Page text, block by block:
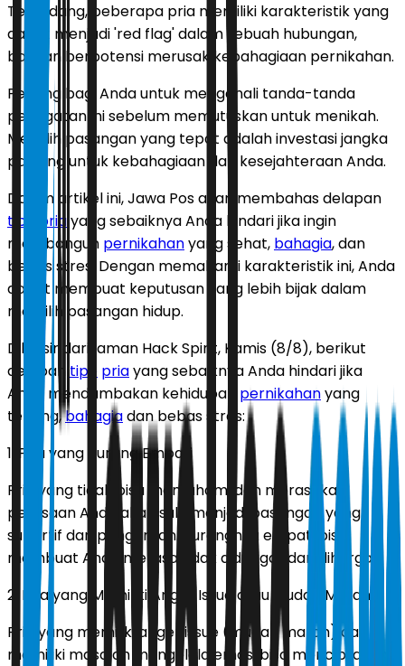
Terkadang, beberapa pria memiliki karakteristik yang
dapat menjadi 'red flag' dalam sebuah hubungan,
bahkan berpotensi merusak kebahagiaan pernikahan.
Penting bagi Anda untuk mengenali tanda-tanda
peringatan ini sebelum memutuskan untuk menikah.
Memilih pasangan yang tepat adalah investasi jangka
panjang untuk kebahagiaan dan kesejahteraan Anda.
Dalam artikel ini, Jawa Pos akan membahas delapan
tipe
priayang sebaiknya Anda hindari jika ingin
membangun pernikahanyang sehat, bahagia, dan
bebas stres. Dengan memahami karakteristik ini, Anda
dapat membuat keputusan yang lebih bijak dalam
memilih pasangan hidup.
Dilansir dari laman Hack Spirit, Kamis (8/8), berikut
delapan tipe priayang sebaiknya Anda hindari jika
Anda mendambakan kehidupan pernikahanyang
tenang,bahagiadan bebas stres:
1. Pria yang Kurang Empati
Pria yang tidak bisa memahami dan merasakan
perasaan Anda akan sulit menjadi pasangan yang
suportif dan pengertian. Kurangnya empati bisa
membuat Anda merasa tidak didengar dan dihargai.
2. Pria yang Memiliki Anger Issue atau Mudah Marah
Pria yang memiliki anger issue (mudah marah) dan
memiliki masalah mengelola emosi bisa menciptakan